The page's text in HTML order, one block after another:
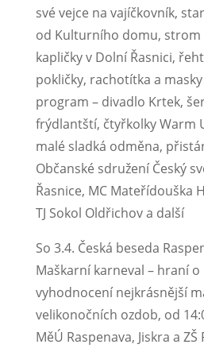
své vejce na vajíčkovník,
od Kulturního domu, strom
kapličky v Dolní Řasnici,
pokličky, rachotítka a
program – divadlo Krtek,
frýdlantští, čtyřkolky Warm
malé sladká odměna,
Občanské sdružení Český
Řasnice, MC Mateřídouška
TJ Sokol Oldřichov a další
So 3.4. Česká beseda
Maškarní karneval – hraní o
vyhodnocení nejkrásnější
velikonočních ozdob, od
MěÚ Raspenava, Jiskra a ZŠ